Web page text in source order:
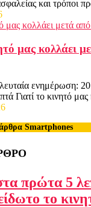
και τρόποι
μας κολλάει
ενημέρωση:
Γιατί το κινητό
Smartphones
πρώτα 5
το